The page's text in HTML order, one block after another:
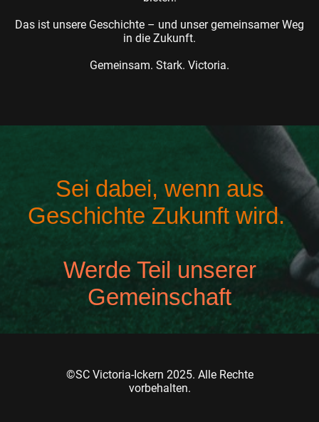
Das ist unsere Geschichte – und unser gemeinsamer Weg
in die Zukunft.
Gemeinsam. Stark. Victoria.
Sei dabei, wenn aus
Geschichte Zukunft wird.
Werde Teil unserer
Gemeinschaft
©SC Victoria-Ickern 2025. Alle Rechte
vorbehalten.